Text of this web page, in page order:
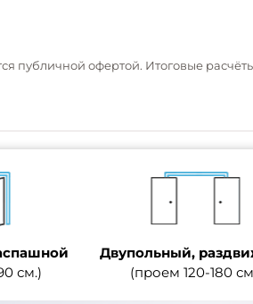
публичной офертой. Итоговые
см.)
Двупольный,
(проем 120-180